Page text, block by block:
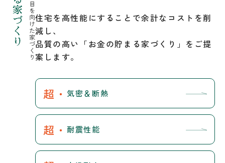
住宅を高性能にすることで余計なコストを削
減し、
品質の高い「お金の貯まる家づくり」をご提
案します。
超・ 気密＆断熱
超・耐震性能